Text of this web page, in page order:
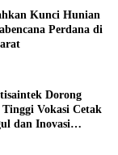
Kunci Hunian
Perdana di
Dorong
Vokasi Cetak
dan Inovasi